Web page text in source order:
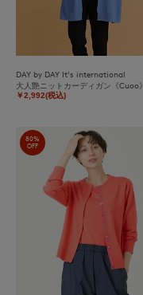
DAY by DAY It's international
大人艶ニットカーディガン《Cuoo》
￥2,992(税込)
80%
OFF